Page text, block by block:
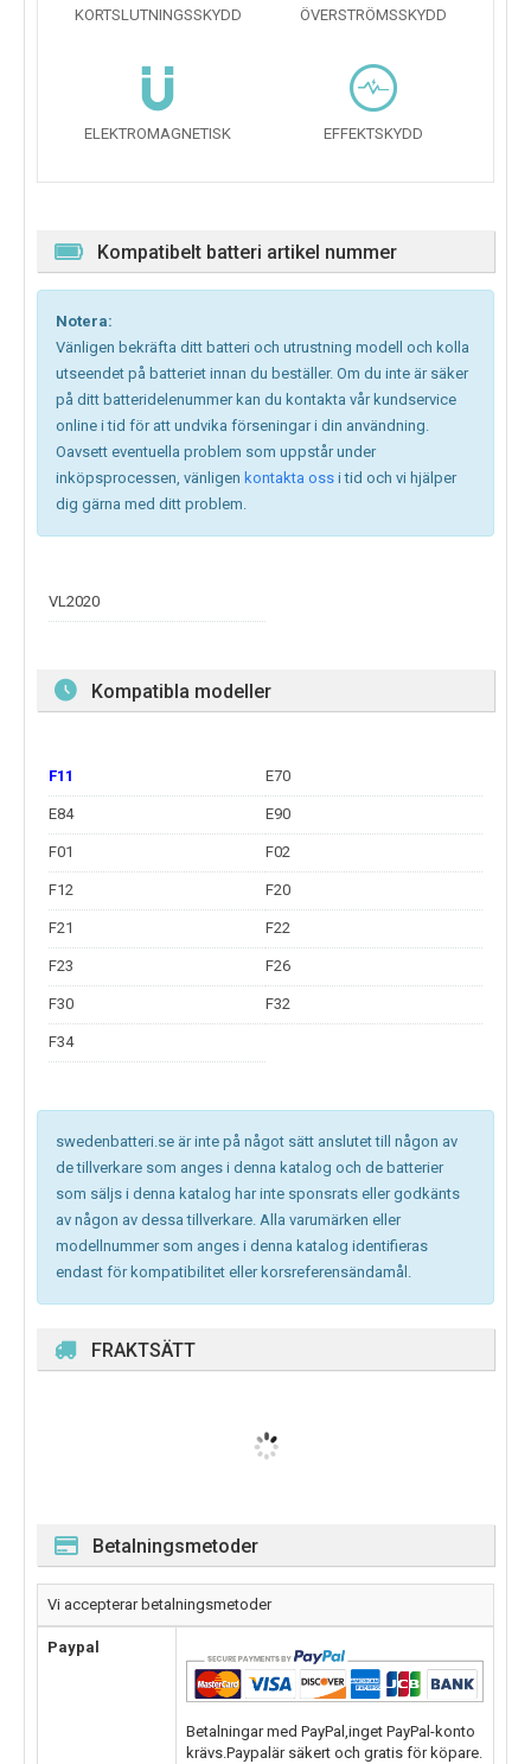
KORTSLUTNINGSSKYDD ÖVERSTRÖMSSKYDD
ELEKTROMAGNETISK EFFEKTSKYDD
Kompatibelt batteri artikel nummer
Notera:
Vänligen bekräfta ditt batteri och utrustning modell och kolla
utseendet på batteriet innan du beställer. Om du inte är säker
på ditt batteridelenummer kan du kontakta vår kundservice
online i tid för att undvika förseningar i din användning.
Oavsett eventuella problem som uppstår under
inköpsprocessen, vänligen kontakta oss i tid och vi hjälper
dig gärna med ditt problem.
VL2020
Kompatibla modeller
F11 E70
E84 E90
F01 F02
F12 F20
F21 F22
F23 F26
F30 F32
F34
swedenbatteri.se är inte på något sätt anslutet till någon av
de tillverkare som anges i denna katalog och de batterier
som säljs i denna katalog har inte sponsrats eller godkänts
av någon av dessa tillverkare. Alla varumärken eller
modellnummer som anges i denna katalog identifieras
endast för kompatibilitet eller korsreferensändamål.
FRAKTSÄTT
Betalningsmetoder
Vi accepterar betalningsmetoder
Paypal
Betalningar med PayPal,inget PayPal-konto
krävs.Paypalär säkert och gratis för köpare.